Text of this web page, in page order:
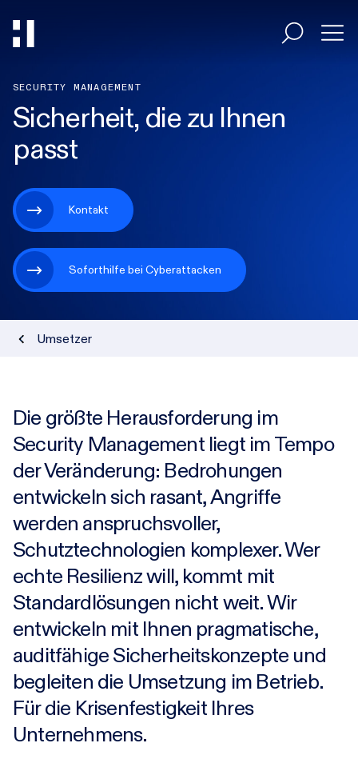
Entscheider
Umsetzer
Branchen
HiAcademy
Karriere
Research-Blog
Kontakt
Incident
SECURITY MANAGEMENT
Sicherheit, die zu Ihnen
passt
Kontakt
Soforthilfe bei Cyberattacken
Umsetzer
Die größte Herausforderung im
Security Management liegt im Tempo
der Veränderung: Bedrohungen
entwickeln sich rasant, Angriffe
werden anspruchsvoller,
Schutztechnologien komplexer. Wer
echte Resilienz will, kommt mit
Standardlösungen nicht weit. Wir
entwickeln mit Ihnen pragmatische,
auditfähigeSicherheitskonzepte und
begleiten die Umsetzung im Betrieb.
Für die Krisenfestigkeit Ihres
Unternehmens.